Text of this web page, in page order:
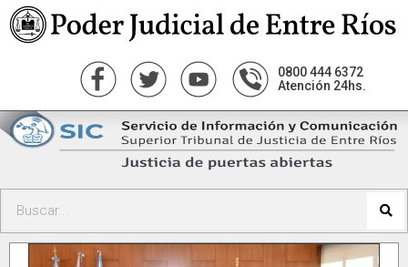
0800 444 6372
Atención 24hs.